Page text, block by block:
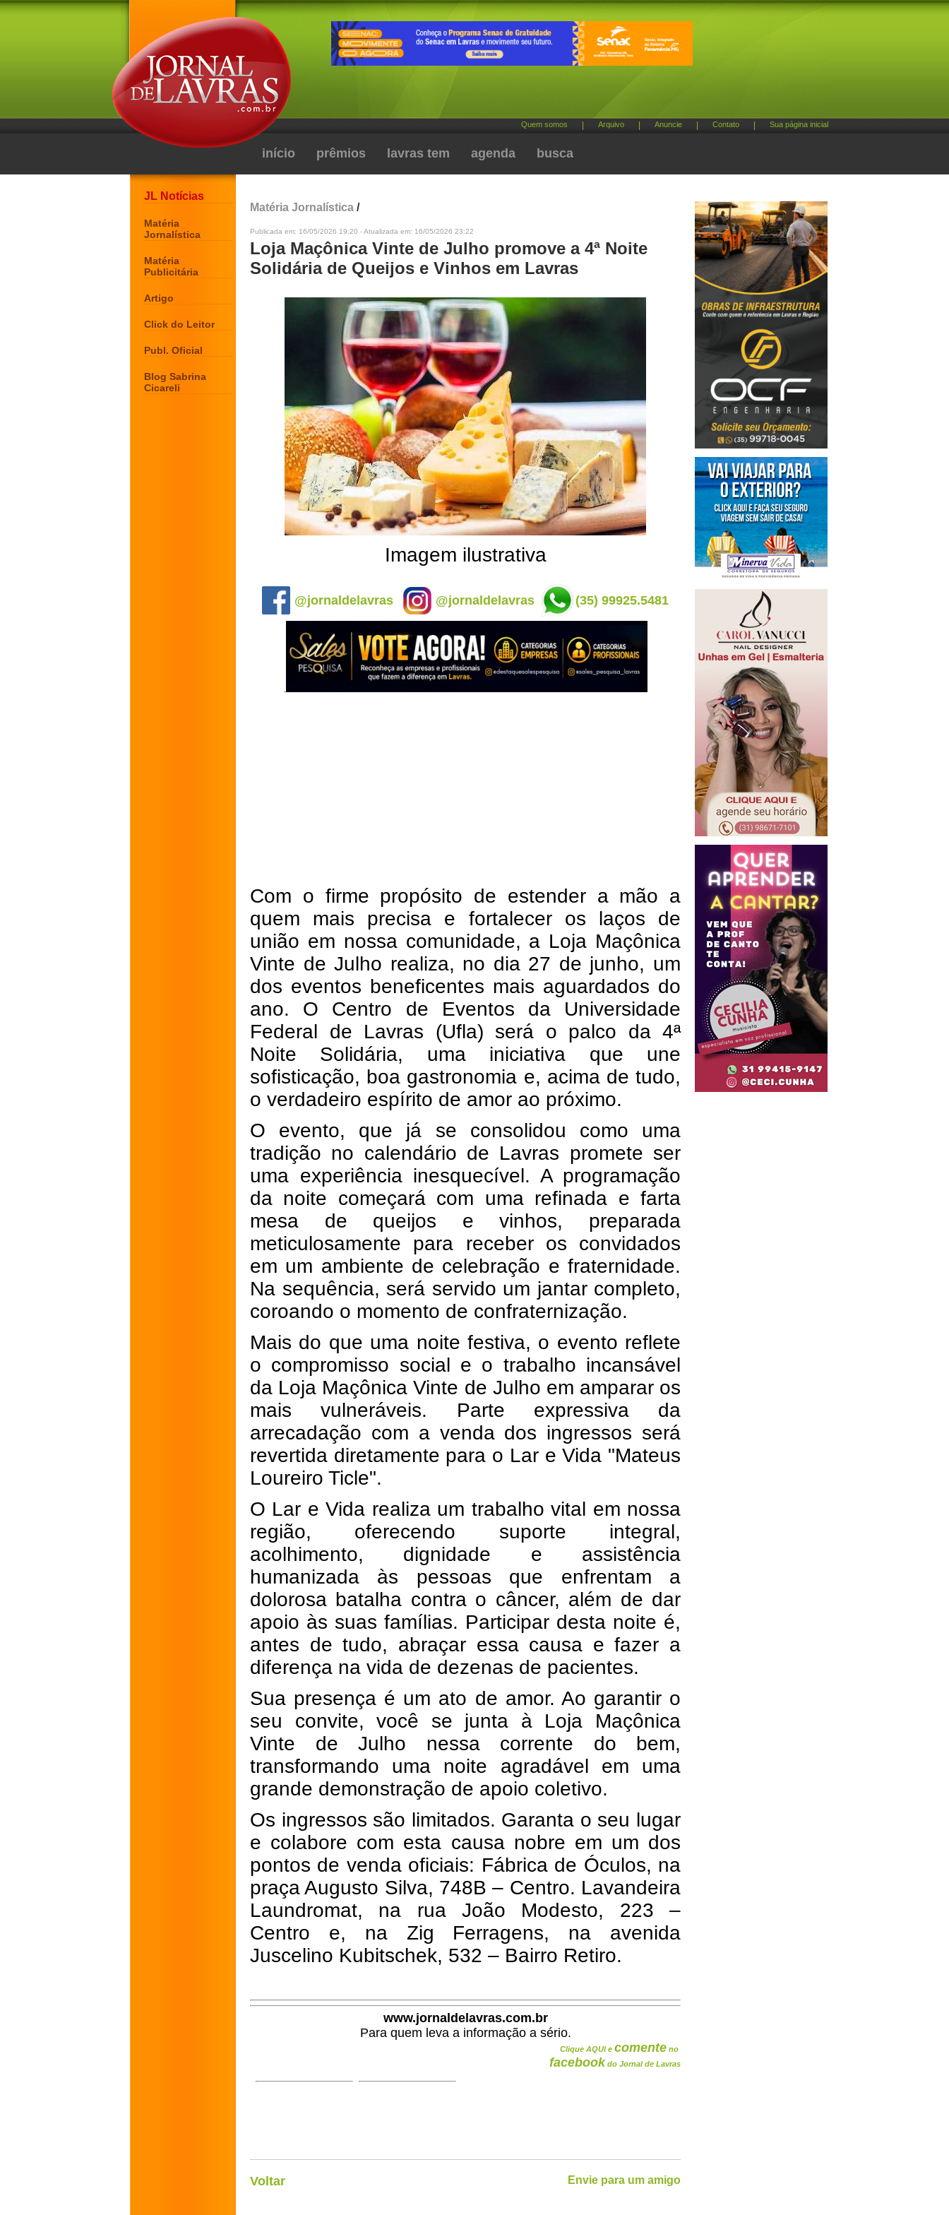
Quem somos Arquivo Anuncie Contato Sua página inicial
início prêmios lavras tem agenda busca
JL Notícias
Matéria
Jornalística
Matéria
Publicitária
Artigo
Click do Leitor
Publ. Oficial
Blog Sabrina
Cicareli
Matéria Jornalística /
Publicada em: 16/05/2026 19:20 - Atualizada em: 16/05/2026 23:22
Loja Maçônica Vinte de Julho promove a 4ª Noite
Solidária de Queijos e Vinhos em Lavras
Imagem ilustrativa
@jornaldelavras @jornaldelavras (35) 99925.5481
Com o firme propósito de estender a mão a
quem mais precisa e fortalecer os laços de
união em nossa comunidade, a Loja Maçônica
Vinte de Julho realiza, no dia 27 de junho, um
dos eventos beneficentes mais aguardados do
ano. O Centro de Eventos da Universidade
Federal de Lavras (Ufla) será o palco da 4ª
Noite Solidária, uma iniciativa que une
sofisticação, boa gastronomia e, acima de tudo,
o verdadeiro espírito de amor ao próximo.
O evento, que já se consolidou como uma
tradição no calendário de Lavras promete ser
uma experiência inesquecível. A programação
da noite começará com uma refinada e farta
mesa de queijos e vinhos, preparada
meticulosamente para receber os convidados
em um ambiente de celebração e fraternidade.
Na sequência, será servido um jantar completo,
coroando o momento de confraternização.
Mais do que uma noite festiva, o evento reflete
o compromisso social e o trabalho incansável
da Loja Maçônica Vinte de Julho em amparar os
mais vulneráveis. Parte expressiva da
arrecadação com a venda dos ingressos será
revertida diretamente para o Lar e Vida "Mateus
Loureiro Ticle".
O Lar e Vida realiza um trabalho vital em nossa
região, oferecendo suporte integral,
acolhimento, dignidade e assistência
humanizada às pessoas que enfrentam a
dolorosa batalha contra o câncer, além de dar
apoio às suas famílias. Participar desta noite é,
antes de tudo, abraçar essa causa e fazer a
diferença na vida de dezenas de pacientes.
Sua presença é um ato de amor. Ao garantir o
seu convite, você se junta à Loja Maçônica
Vinte de Julho nessa corrente do bem,
transformando uma noite agradável em uma
grande demonstração de apoio coletivo.
Os ingressos são limitados. Garanta o seu lugar
e colabore com esta causa nobre em um dos
pontos de venda oficiais: Fábrica de Óculos, na
praça Augusto Silva, 748B – Centro. Lavandeira
Laundromat, na rua João Modesto, 223 –
Centro e, na Zig Ferragens, na avenida
Juscelino Kubitschek, 532 – Bairro Retiro.
www.jornaldelavras.com.br
Para quem leva a informação a sério.
Clique AQUI e comente no
facebook do Jornal de Lavras
Voltar Envie para um amigo